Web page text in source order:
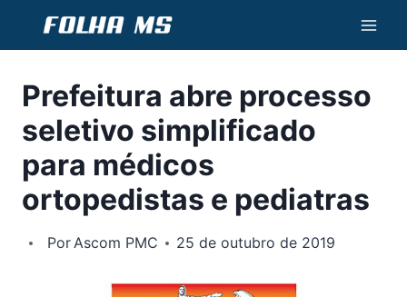
Conteúdo
Prefeitura abre processo
seletivo simplificado
para médicos
ortopedistas e pediatras
PorAscom PMC 25 de outubro de 2019